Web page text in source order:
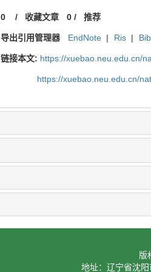
0 / 收藏文章 0/ 推荐
导出引用管理器 EndNote | Ris |
链接本文: https://xuebao.neu.edu.cn/
https://xuebao.neu.edu.cn/
版
地址：辽宁省沈